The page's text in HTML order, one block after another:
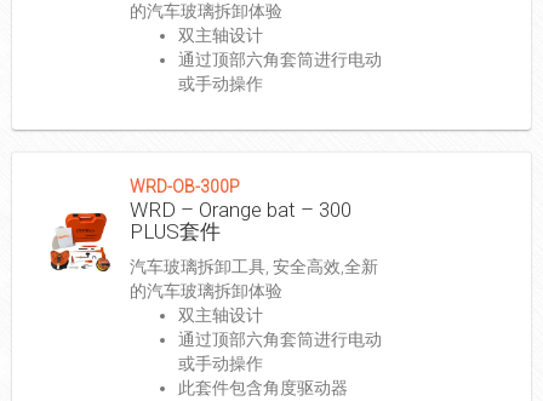
的汽车玻璃拆卸体验
双主轴设计
通过顶部六角套筒进行电动
或手动操作
WRD-OB-300P
WRD – Orange bat – 300
PLUS套件
汽车玻璃拆卸工具, 安全高效,全新
的汽车玻璃拆卸体验
双主轴设计
通过顶部六角套筒进行电动
或手动操作
此套件包含角度驱动器